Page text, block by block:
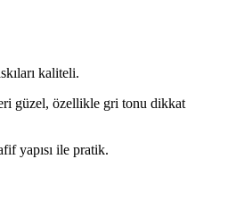
kaliteli.
güzel, özellikle gri tonu dikkat
yapısı ile pratik.